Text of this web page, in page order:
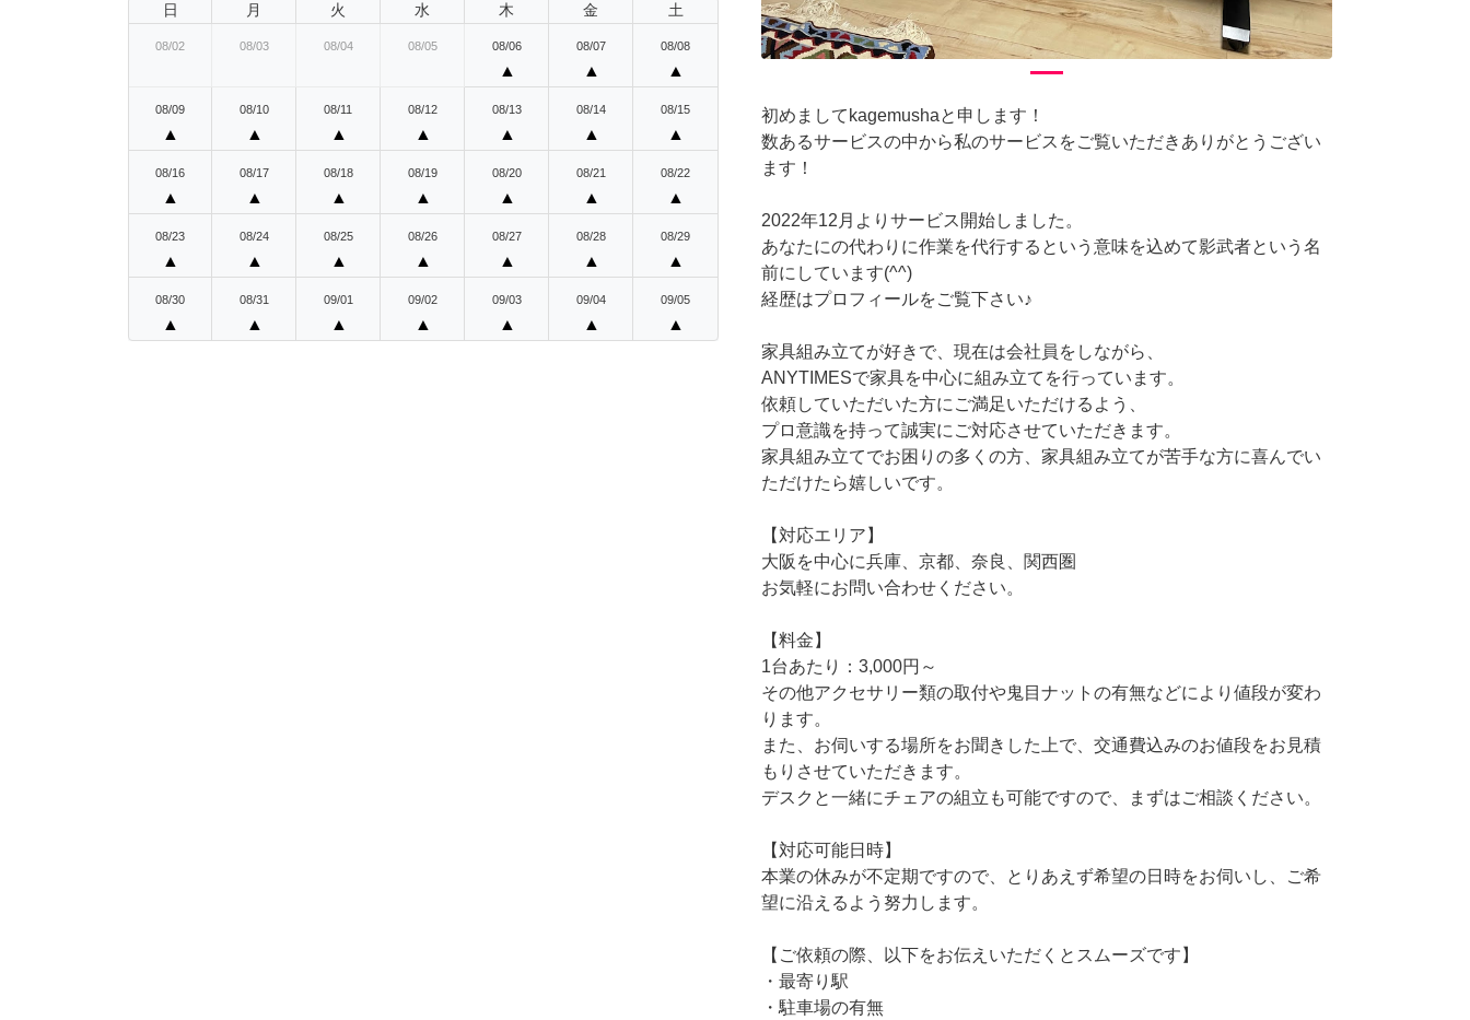
日 月 火 水 木 金 土
08/02 08/03 08/04 08/05 08/06
▲
08/07
▲
08/08
▲
08/09
▲
08/10
▲
08/11
▲
08/12
▲
08/13
▲
08/14
▲
08/15
▲
08/16
▲
08/17
▲
08/18
▲
08/19
▲
08/20
▲
08/21
▲
08/22
▲
08/23
▲
08/24
▲
08/25
▲
08/26
▲
08/27
▲
08/28
▲
08/29
▲
08/30
▲
08/31
▲
09/01
▲
09/02
▲
09/03
▲
09/04
▲
09/05
▲
初めましてkagemushaと申します！
数あるサービスの中から私のサービスをご覧いただきありがとうござい
ます！
2022年12月よりサービス開始しました。
あなたにの代わりに作業を代行するという意味を込めて影武者という名
前にしています(^^)
経歴はプロフィールをご覧下さい♪
家具組み立てが好きで、現在は会社員をしながら、
ANYTIMESで家具を中心に組み立てを行っています。
依頼していただいた方にご満足いただけるよう、
プロ意識を持って誠実にご対応させていただきます。
家具組み立てでお困りの多くの方、家具組み立てが苦手な方に喜んでい
ただけたら嬉しいです。
【対応エリア】
大阪を中心に兵庫、京都、奈良、関西圏
お気軽にお問い合わせください。
【料金】
1台あたり：3,000円～
その他アクセサリー類の取付や鬼目ナットの有無などにより値段が変わ
ります。
また、お伺いする場所をお聞きした上で、交通費込みのお値段をお見積
もりさせていただきます。
デスクと一緒にチェアの組立も可能ですので、まずはご相談ください。
【対応可能日時】
本業の休みが不定期ですので、とりあえず希望の日時をお伺いし、ご希
望に沿えるよう努力します。
【ご依頼の際、以下をお伝えいただくとスムーズです】
・最寄り駅
・駐車場の有無